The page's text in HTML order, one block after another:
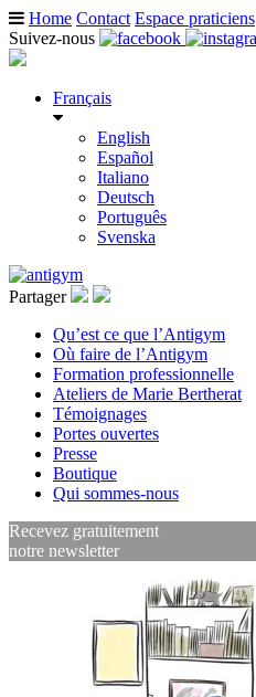
Home Contact Espace praticiens
Suivez-nous
Français
English
Español
Italiano
Deutsch
Português
Svenska
Partager
Qu’est ce que l’Antigym
Où faire de l’Antigym
Formation professionnelle
Ateliers de Marie Bertherat
Témoignages
Portes ouvertes
Presse
Boutique
Qui sommes-nous
Recevez gratuitement
notre newsletter